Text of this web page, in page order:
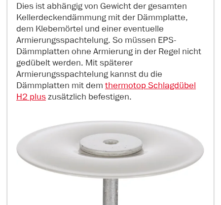
Dies ist abhängig von Gewicht der gesamten
Kellerdeckendämmung mit der Dämmplatte,
dem Klebemörtel und einer eventuelle
Armierungsspachtelung. So müssen EPS-
Dämmplatten ohne Armierung in der Regel nicht
gedübelt werden. Mit späterer
Armierungsspachtelung kannst du die
Dämmplatten mit dem thermotop Schlagdübel
H2 pluszusätzlich befestigen.